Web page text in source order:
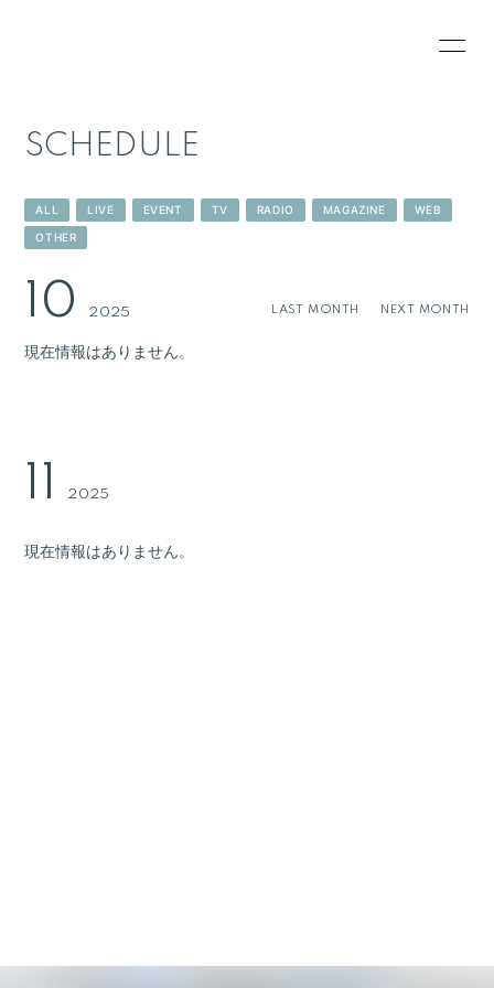
SCHEDULE
VIDEO RESERVATION
SCHEDULE
ALL LIVE EVENT TV RADIO MAGAZINE WEB
OTHER
10 2025 LAST MONTH NEXT MONTH
現在情報はありません。
11 2025
現在情報はありません。